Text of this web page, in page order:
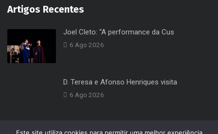
Artigos Recentes
Joel Cleto: “A performance da Cus
6 Ago 2026
D. Teresa e Afonso Henriques visita
6 Ago 2026